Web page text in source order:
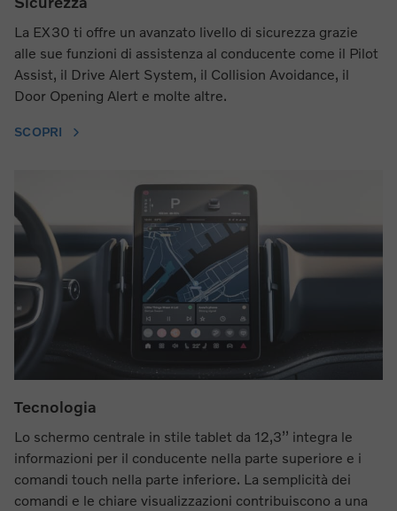
La EX30 ti offre un avanzato livello di sicurezza grazie
alle sue funzioni di assistenza al conducente come il Pilot
Assist, il Drive Alert System, il Collision Avoidance, il
Door Opening Alert e molte altre.
SCOPRI
Tecnologia
Lo schermo centrale in stile tablet da 12,3’’ integra le
informazioni per il conducente nella parte superiore e i
comandi touch nella parte inferiore. La semplicità dei
comandi e le chiare visualizzazioni contribuiscono a una